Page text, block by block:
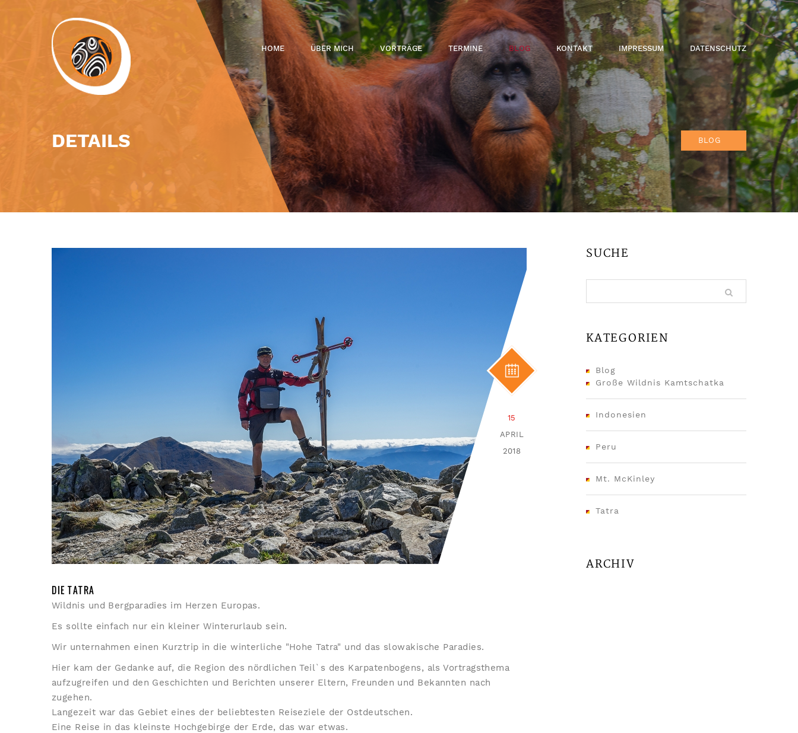
HOME ÜBER MICH VORTRÄGE TERMINE BLOG KONTAKT IMPRESSUM DATENSCHUTZ
DETAILS BLOG
15
APRIL
2018
DIE TATRA
Wildnis und Bergparadies im Herzen Europas.
Es sollte einfach nur ein kleiner Winterurlaub sein.
Wir unternahmen einen Kurztrip in die winterliche "Hohe Tatra" und das slowakische Paradies.
Hier kam der Gedanke auf, die Region des nördlichen Teil`s des Karpatenbogens, als Vortragsthema
aufzugreifen und den Geschichten und Berichten unserer Eltern, Freunden und Bekannten nach
zugehen.
Langezeit war das Gebiet eines der beliebtesten Reiseziele der Ostdeutschen.
Eine Reise in das kleinste Hochgebirge der Erde, das war etwas.
SUCHE
KATEGORIEN
Blog
Große Wildnis Kamtschatka
Indonesien
Peru
Mt. McKinley
Tatra
ARCHIV